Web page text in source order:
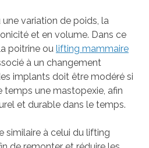
variation de poids, la
et en volume. Dans ce
poitrine ou lifting mammaire
à un changement
implants doit être modéré si
temps une mastopexie, afin
et durable dans le temps.
similaire à celui du lifting